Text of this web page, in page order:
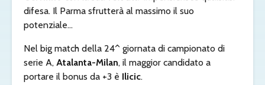
difesa. Il Parma sfrutterà al massimo il suo
potenziale…
Nel big match della 24^ giornata di campionato di
serie A, Atalanta-Milan, il maggior candidato a
portare il bonus da +3 è Ilicic.